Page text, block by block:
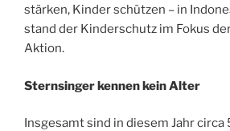
stärken, Kinder schützen – in
stand der Kinderschutz im Fokus
Aktion.
Sternsinger kennen kein Alter
Insgesamt sind in diesem Jahr